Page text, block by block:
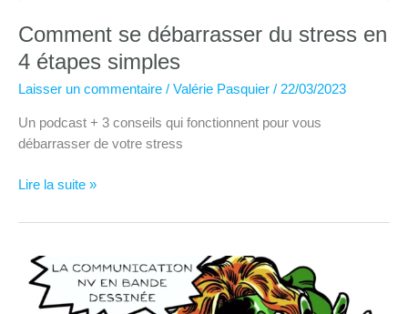
Comment se débarrasser du stress en
4 étapes simples
Laisser un commentaire / Valérie Pasquier / 22/03/2023
Un podcast + 3 conseils qui fonctionnent pour vous
débarrasser de votre stress
Comment
débarrasser
stress
en
Lire la suite »